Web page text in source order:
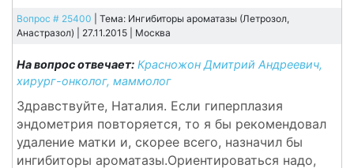
Вопрос # 25400 | Тема: Ингибиторы ароматазы (Летрозол,
Анастразол) | 27.11.2015 | Москва
На вопрос отвечает: Красножон Дмитрий Андреевич,
хирург-онколог, маммолог
Здравствуйте, Наталия. Если гиперплазия
эндометрия повторяется, то я бы рекомендовал
удаление матки и, скорее всего, назначил бы
ингибиторы ароматазы.Ориентироваться надо,